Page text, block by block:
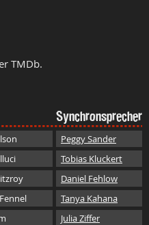
TMDb.
Synchronsprecher
Peggy Sander
Tobias Kluckert
Daniel Fehlow
Tanya Kahana
Julia Ziffer